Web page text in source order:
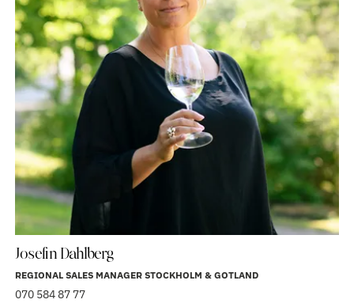
Josefin Dahlberg
REGIONAL SALES MANAGER STOCKHOLM & GOTLAND
070 584 87 77